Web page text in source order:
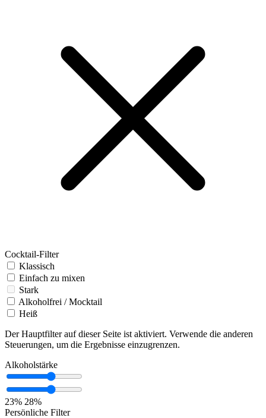
Cocktail-Filter
Klassisch
Einfach zu mixen
Stark
Alkoholfrei / Mocktail
Heiß
Der Hauptfilter auf dieser Seite ist aktiviert. Verwende die anderen
Steuerungen, um die Ergebnisse einzugrenzen.
Alkoholstärke
23% 28%
Persönliche Filter